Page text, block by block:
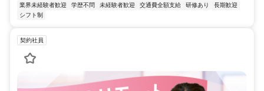
業界未経験者歓迎 学歴不問 未経験者歓迎 交通費全額支給 研修あり
長期歓迎
シフト制
契約社員